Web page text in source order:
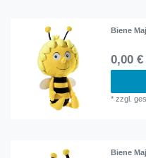
Biene
0,00 €
*zzgl.
Biene